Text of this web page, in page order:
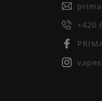
+420